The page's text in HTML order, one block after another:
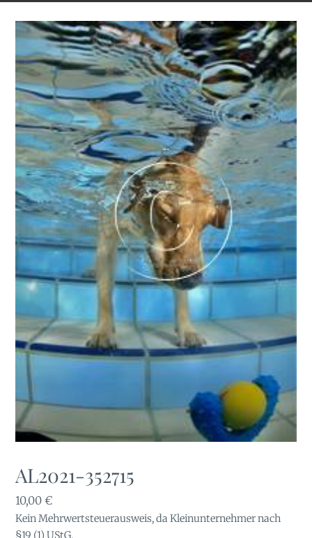
AL2021-352715
10,00€
Kein Mehrwertsteuerausweis, da Kleinunternehmer nach